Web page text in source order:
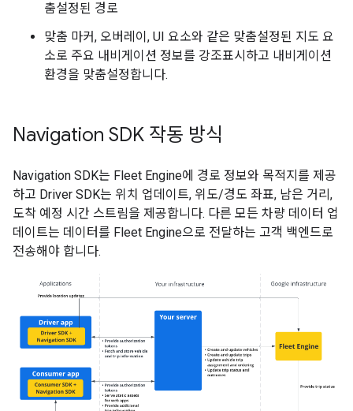
춤설정된 경로
맞춤 마커, 오버레이, UI 요소와 같은 맞춤설정된 지도 요
소로 주요 내비게이션 정보를 강조표시하고 내비게이션
환경을 맞춤설정합니다.
Navigation SDK 작동 방식
Navigation SDK는 Fleet Engine에 경로 정보와 목적지를 제공
하고 Driver SDK는 위치 업데이트, 위도/경도 좌표, 남은 거리,
도착 예정 시간 스트림을 제공합니다. 다른 모든 차량 데이터 업
데이트는 데이터를 Fleet Engine으로 전달하는 고객 백엔드로
전송해야 합니다.